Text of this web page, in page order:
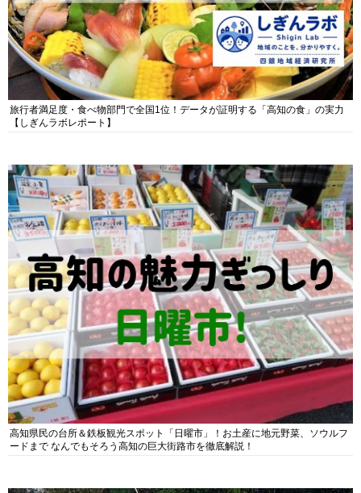
旅行者満足度・食べ物部門で全国1位！データが証明する「高知の食」の実力
【しぎんラボレポート】
高知県民の台所＆鉄板観光スポット「日曜市」！お土産に地元野菜、ソウルフ
ードまで なんでもそろう高知の巨大街路市を徹底解説！